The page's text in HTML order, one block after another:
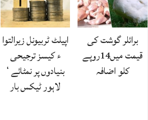
برائلر گوشت کی
قیمت میں14روپے
کلو اضافہ
اپیلٹ ٹربیونل زیرالتوا
ء کیسز ترجیحی
بنیادوں پر نمٹائے ‘
لاہور ٹیکس بار